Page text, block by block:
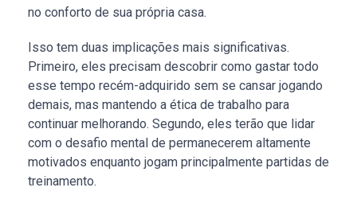
no conforto de sua própria casa.
Isso tem duas implicações mais significativas.
Primeiro, eles precisam descobrir como gastar todo
esse tempo recém-adquirido sem se cansar jogando
demais, mas mantendo a ética de trabalho para
continuar melhorando. Segundo, eles terão que lidar
com o desafio mental de permanecerem altamente
motivados enquanto jogam principalmente partidas de
treinamento.